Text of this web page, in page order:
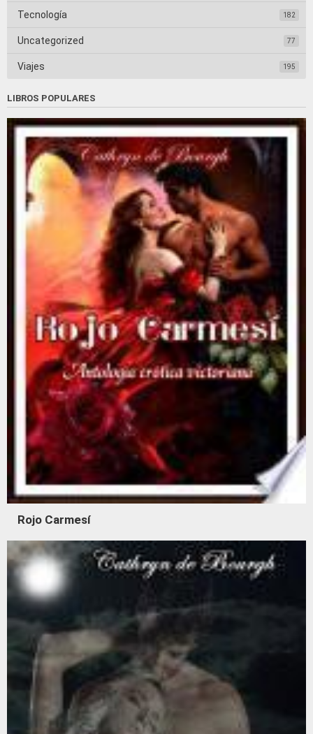
Tecnología 182
Uncategorized 77
Viajes 195
LIBROS POPULARES
Rojo Carmesí